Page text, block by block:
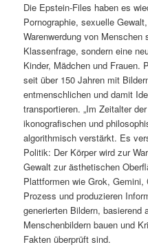
Die Epstein-Files haben es
Pornographie, sexuelle
Warenwerdung von
Klassenfrage, sondern eine
Kinder, Mädchen und Frauen.
seit über 150 Jahren mit
entmenschlichen und damit
transportieren. „Im Zeitalter
ikonografischen und
algorithmisch verstärkt. Es
Politik: Der Körper wird zur
Gewalt zur ästhetischen
Plattformen wie Grok,
Prozess und produzieren
generierten Bildern, basierend
Menschenbildern bauen und
Fakten überprüft sind.